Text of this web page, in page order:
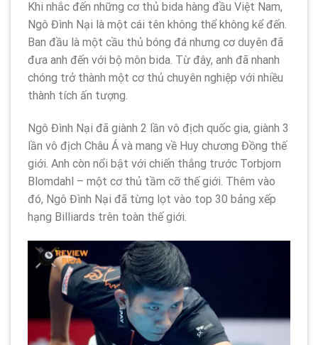
Khi nhắc đến những cơ thủ bida hàng đầu Việt Nam,
Ngô Đình Nại là một cái tên không thể không kể đến.
Ban đầu là một cầu thủ bóng đá nhưng cơ duyên đã
đưa anh đến với bộ môn bida. Từ đây, anh đã nhanh
chóng trở thành một cơ thủ chuyên nghiệp với nhiều
thành tích ấn tượng.
Ngô Đình Nại đã giành 2 lần vô địch quốc gia, giành 3
lần vô địch Châu Á và mang về Huy chương Đồng thế
giới. Anh còn nổi bật với chiến thắng trước Torbjorn
Blomdahl – một cơ thủ tầm cỡ thế giới. Thêm vào
đó, Ngô Đình Nại đã từng lọt vào top 30 bảng xếp
hạng Billiards trên toàn thế giới.